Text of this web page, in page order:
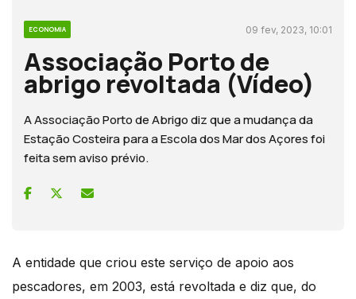
ECONOMIA 09 fev, 2023, 10:01
Associação Porto de
abrigo revoltada (Vídeo)
A Associação Porto de Abrigo diz que a mudança da
Estação Costeira para a Escola dos Mar dos Açores foi
feita sem aviso prévio.
A entidade que criou este serviço de apoio aos
pescadores, em 2003, está revoltada e diz que, do